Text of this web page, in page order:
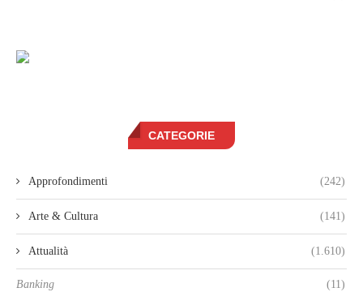
CATEGORIE
Approfondimenti (242)
Arte & Cultura (141)
Attualità (1.610)
Banking (11)